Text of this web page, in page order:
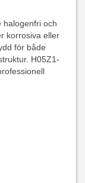
halogenfri och
korrosiva eller
för både
H05Z1-